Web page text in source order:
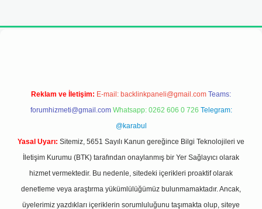
adresi
Reklam ve İletişim: E-mail: backlinkpaneli@gmail.com Teams:
forumhizmeti@gmail.com Whatsapp: 0262 606 0 726 Telegram:
@karabul
Yasal Uyarı: Sitemiz, 5651 Sayılı Kanun gereğince Bilgi Teknolojileri ve
İletişim Kurumu (BTK) tarafından onaylanmış bir Yer Sağlayıcı olarak
hizmet vermektedir. Bu nedenle, sitedeki içerikleri proaktif olarak
denetleme veya araştırma yükümlülüğümüz bulunmamaktadır. Ancak,
üyelerimiz yazdıkları içeriklerin sorumluluğunu taşımakta olup, siteye